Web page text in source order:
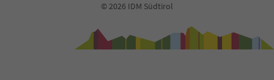
© 2026 IDM Südtirol